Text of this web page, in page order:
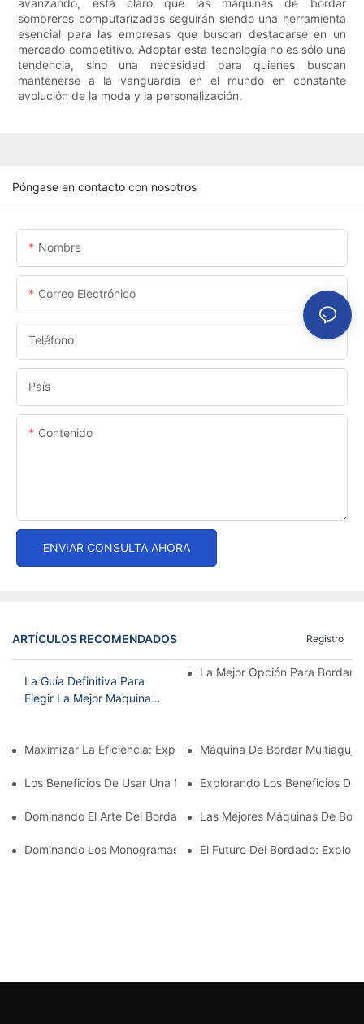
avanzando, está claro que las máquinas de bordar
sombreros computarizadas seguirán siendo una herramienta
esencial para las empresas que buscan destacarse en un
mercado competitivo. Adoptar esta tecnología no es sólo una
tendencia, sino una necesidad para quienes buscan
mantenerse a la vanguardia en el mundo en constante
evolución de la moda y la personalización.
Póngase en contacto con nosotros
Nombre
Correo Electrónico
Teléfono
País
Contenido
ENVIAR CONSULTA AHORA
ARTÍCULOS RECOMENDADOS Registro
La Guía Definitiva Para
Elegir La Mejor Máquina
La Mejor Opción Para Bordar
Maximizar La Eficiencia: Explicación De La Máquina De Bordar
Máquina De Bordar
Los Beneficios De Usar Una Máquina De Bordar De Una Sola
Explorando Los Beneficios
Dominando El Arte Del Bordado Con Aguja: Guía Para Elegir La
Las Mejores Máquinas De
Dominando Los Monogramas: Las Ventajas De Una Máquina
El Futuro Del Bordado: